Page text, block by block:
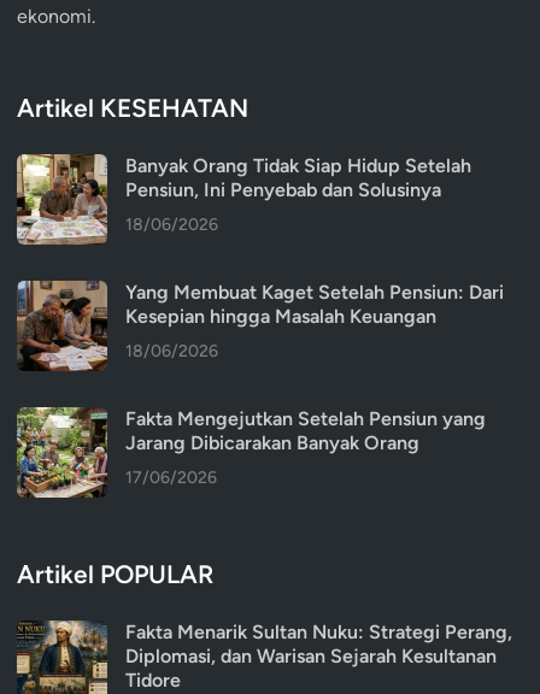
ekonomi.
Artikel KESEHATAN
Banyak Orang Tidak Siap Hidup Setelah
Pensiun, Ini Penyebab dan Solusinya
18/06/2026
Yang Membuat Kaget Setelah Pensiun: Dari
Kesepian hingga Masalah Keuangan
18/06/2026
Fakta Mengejutkan Setelah Pensiun yang
Jarang Dibicarakan Banyak Orang
17/06/2026
Artikel POPULAR
Fakta Menarik Sultan Nuku: Strategi Perang,
Diplomasi, dan Warisan Sejarah Kesultanan
Tidore